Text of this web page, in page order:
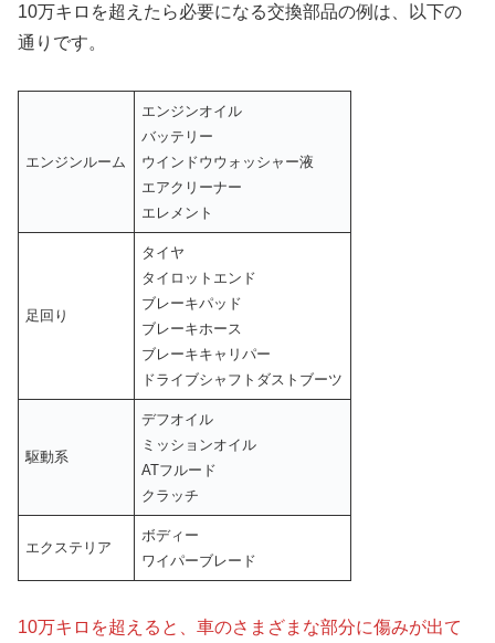
10万キロを超えたら必要になる交換部品の例は、以下の
通りです。
エンジンルーム
エンジンオイル
バッテリー
ウインドウウォッシャー液
エアクリーナー
エレメント
足回り
タイヤ
タイロットエンド
ブレーキパッド
ブレーキホース
ブレーキキャリパー
ドライブシャフトダストブーツ
駆動系
デフオイル
ミッションオイル
ATフルード
クラッチ
エクステリア
ボディー
ワイパーブレード
10万キロを超えると、車のさまざまな部分に傷みが出て